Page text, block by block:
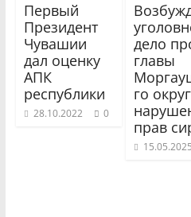
Первый
Президент
Чувашии
дал оценку
АПК
республики
28.10.2022 0
дело
главы
го
прав
15.05.2025